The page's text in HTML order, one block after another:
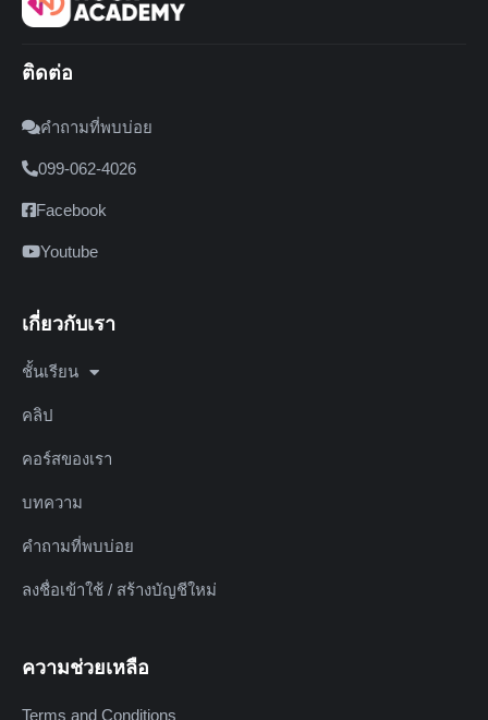
ติดต่อ
คำถามที่พบบ่อย
099-062-4026
Facebook
Youtube
เกี่ยวกับเรา
ชั้นเรียน
คลิป
คอร์สของเรา
บทความ
คำถามที่พบบ่อย
ลงชื่อเข้าใช้ / สร้างบัญชีใหม่
ความช่วยเหลือ
Terms and Conditions